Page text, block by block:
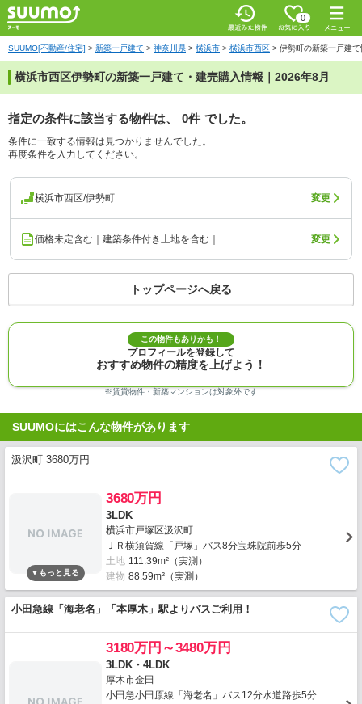
0
SUUMO[不動産/住宅] > 新築一戸建て > 神奈川県 > 横浜市 > 横浜市西区 > 伊勢町の新築一戸建て
横浜市西区伊勢町の新築一戸建て・建売購入情報｜2026年8月
指定の条件に該当する物件は、 0件 でした。
条件に一致する情報は見つかりませんでした。
再度条件を入力してください。
横浜市西区/伊勢町 変更
価格未定含む｜建築条件付き土地を含む｜ 変更
トップページへ戻る
この物件もありかも！
プロフィールを登録して
おすすめ物件の精度を上げよう！
※賃貸物件・新築マンションは対象外です
SUUMOにはこんな物件があります
汲沢町 3680万円
3680万円
3LDK
横浜市戸塚区汲沢町
ＪＲ横須賀線「戸塚」バス8分宝珠院前歩5分
土地 111.39m²（実測）
建物 88.59m²（実測）
小田急線「海老名」「本厚木」駅よりバスご利用！
3180万円～3480万円
3LDK・4LDK
厚木市金田
小田急小田原線「海老名」バス12分水道路歩5分